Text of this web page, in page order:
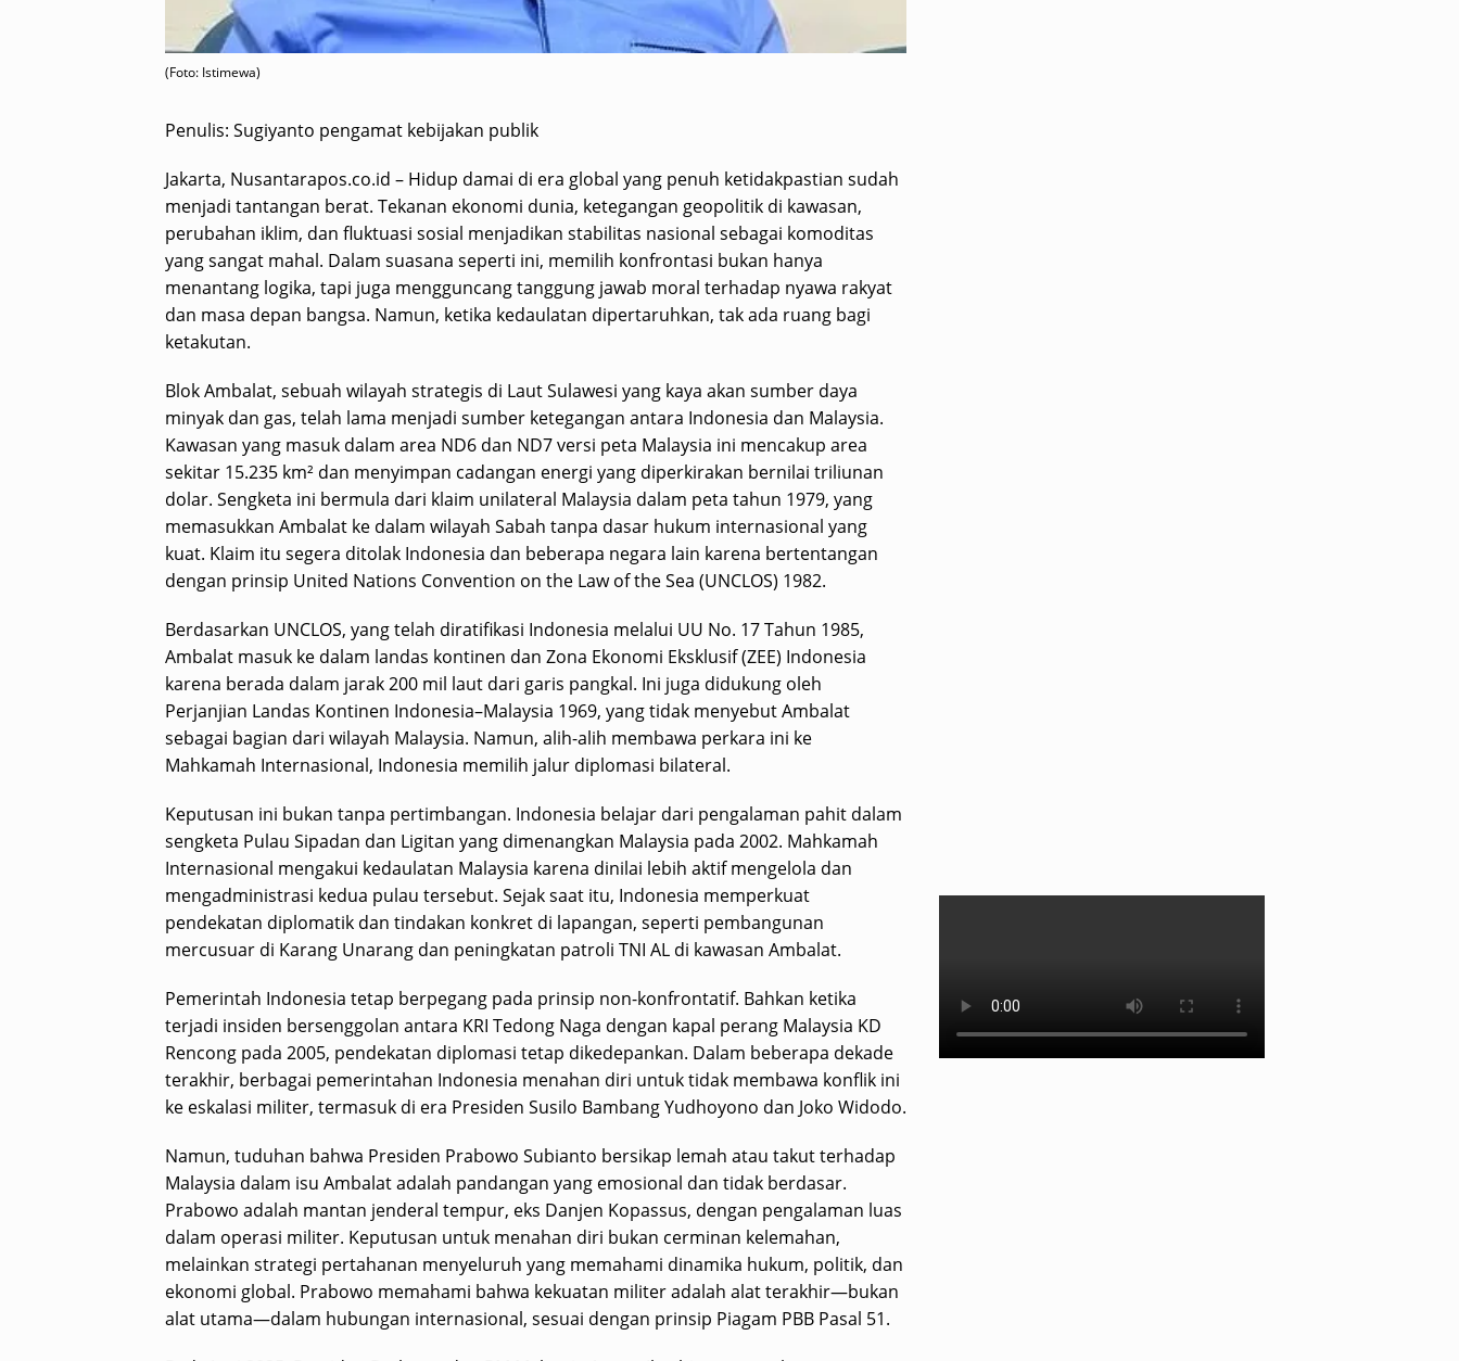
(Foto: Istimewa)
Penulis: Sugiyanto pengamat kebijakan publik
Jakarta, Nusantarapos.co.id – Hidup damai di era global yang penuh ketidakpastian sudah
menjadi tantangan berat. Tekanan ekonomi dunia, ketegangan geopolitik di kawasan,
perubahan iklim, dan fluktuasi sosial menjadikan stabilitas nasional sebagai komoditas
yang sangat mahal. Dalam suasana seperti ini, memilih konfrontasi bukan hanya
menantang logika, tapi juga mengguncang tanggung jawab moral terhadap nyawa rakyat
dan masa depan bangsa. Namun, ketika kedaulatan dipertaruhkan, tak ada ruang bagi
ketakutan.
Blok Ambalat, sebuah wilayah strategis di Laut Sulawesi yang kaya akan sumber daya
minyak dan gas, telah lama menjadi sumber ketegangan antara Indonesia dan Malaysia.
Kawasan yang masuk dalam area ND6 dan ND7 versi peta Malaysia ini mencakup area
sekitar 15.235 km² dan menyimpan cadangan energi yang diperkirakan bernilai triliunan
dolar. Sengketa ini bermula dari klaim unilateral Malaysia dalam peta tahun 1979, yang
memasukkan Ambalat ke dalam wilayah Sabah tanpa dasar hukum internasional yang
kuat. Klaim itu segera ditolak Indonesia dan beberapa negara lain karena bertentangan
dengan prinsip United Nations Convention on the Law of the Sea (UNCLOS) 1982.
Berdasarkan UNCLOS, yang telah diratifikasi Indonesia melalui UU No. 17 Tahun 1985,
Ambalat masuk ke dalam landas kontinen dan Zona Ekonomi Eksklusif (ZEE) Indonesia
karena berada dalam jarak 200 mil laut dari garis pangkal. Ini juga didukung oleh
Perjanjian Landas Kontinen Indonesia–Malaysia 1969, yang tidak menyebut Ambalat
sebagai bagian dari wilayah Malaysia. Namun, alih-alih membawa perkara ini ke
Mahkamah Internasional, Indonesia memilih jalur diplomasi bilateral.
Keputusan ini bukan tanpa pertimbangan. Indonesia belajar dari pengalaman pahit dalam
sengketa Pulau Sipadan dan Ligitan yang dimenangkan Malaysia pada 2002. Mahkamah
Internasional mengakui kedaulatan Malaysia karena dinilai lebih aktif mengelola dan
mengadministrasi kedua pulau tersebut. Sejak saat itu, Indonesia memperkuat
pendekatan diplomatik dan tindakan konkret di lapangan, seperti pembangunan
mercusuar di Karang Unarang dan peningkatan patroli TNI AL di kawasan Ambalat.
Pemerintah Indonesia tetap berpegang pada prinsip non-konfrontatif. Bahkan ketika
terjadi insiden bersenggolan antara KRI Tedong Naga dengan kapal perang Malaysia KD
Rencong pada 2005, pendekatan diplomasi tetap dikedepankan. Dalam beberapa dekade
terakhir, berbagai pemerintahan Indonesia menahan diri untuk tidak membawa konflik ini
ke eskalasi militer, termasuk di era Presiden Susilo Bambang Yudhoyono dan Joko Widodo.
Namun, tuduhan bahwa Presiden Prabowo Subianto bersikap lemah atau takut terhadap
Malaysia dalam isu Ambalat adalah pandangan yang emosional dan tidak berdasar.
Prabowo adalah mantan jenderal tempur, eks Danjen Kopassus, dengan pengalaman luas
dalam operasi militer. Keputusan untuk menahan diri bukan cerminan kelemahan,
melainkan strategi pertahanan menyeluruh yang memahami dinamika hukum, politik, dan
ekonomi global. Prabowo memahami bahwa kekuatan militer adalah alat terakhir—bukan
alat utama—dalam hubungan internasional, sesuai dengan prinsip Piagam PBB Pasal 51.